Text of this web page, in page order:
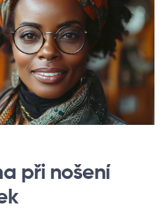
při nošení